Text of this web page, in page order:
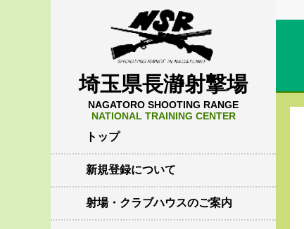
埼玉県長瀞射撃場
NAGATORO SHOOTING RANGE
NATIONAL TRAINING CENTER
トップ
新規登録について
射場・クラブハウスのご案内